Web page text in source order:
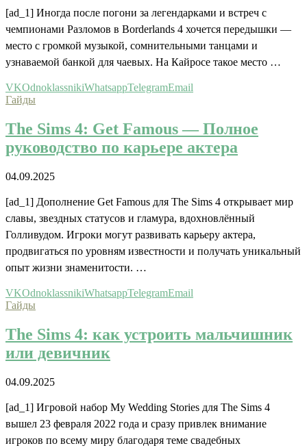
[ad_1] Иногда после погони за легендарками и встреч с
чемпионами Разломов в Borderlands 4 хочется передышки —
место с громкой музыкой, сомнительными танцами и
узнаваемой банкой для чаевых. На Кайросе такое место …
VKOdnoklassnikiWhatsappTelegramEmail
Гайды
The Sims 4: Get Famous — Полное
руководство по карьере актера
04.09.2025
[ad_1] Дополнение Get Famous для The Sims 4 открывает мир
славы, звездных статусов и гламура, вдохновлённый
Голливудом. Игроки могут развивать карьеру актера,
продвигаться по уровням известности и получать уникальный
опыт жизни знаменитости. …
VKOdnoklassnikiWhatsappTelegramEmail
Гайды
The Sims 4: как устроить мальчишник
или девичник
04.09.2025
[ad_1] Игровой набор My Wedding Stories для The Sims 4
вышел 23 февраля 2022 года и сразу привлек внимание
игроков по всему миру благодаря теме свадебных